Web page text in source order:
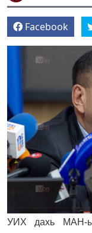
Facebook
УИХ дахь МАН-